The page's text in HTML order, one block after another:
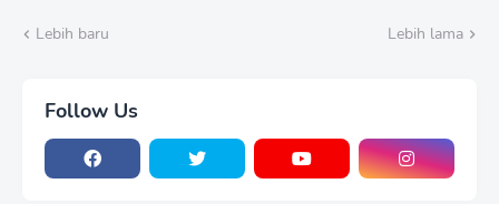
Lebih baru Lebih lama
Follow Us